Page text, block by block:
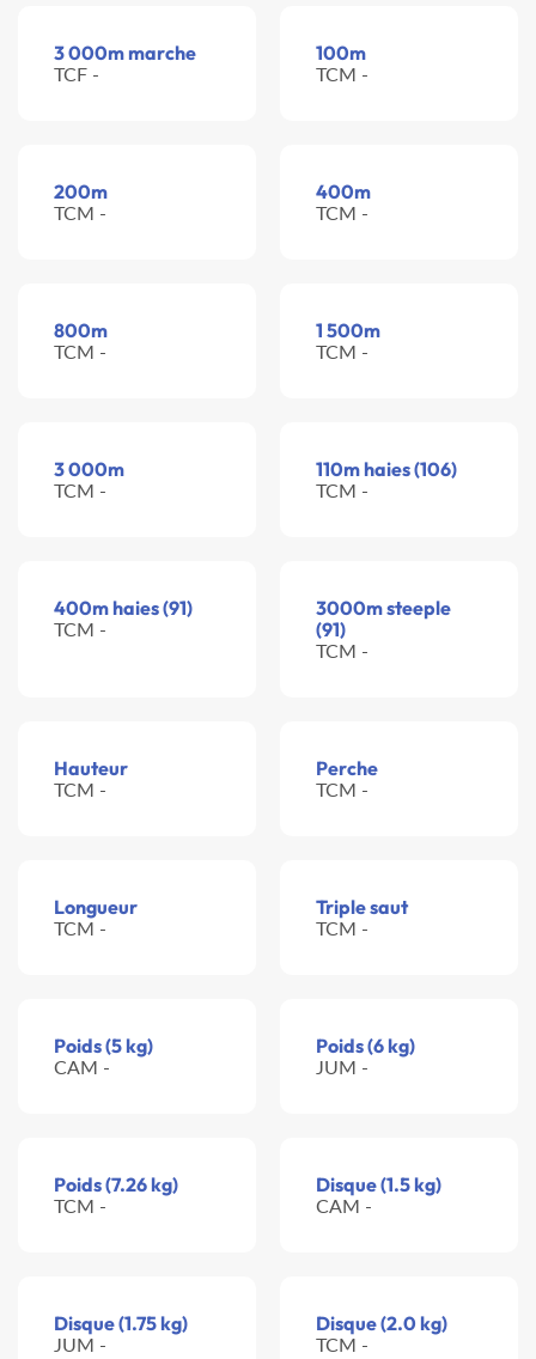
3 000m marche
TCF -
100m
TCM -
200m
TCM -
400m
TCM -
800m
TCM -
1 500m
TCM -
3 000m
TCM -
110m haies (106)
TCM -
400m haies (91)
TCM -
3000m steeple
(91)
TCM -
Hauteur
TCM -
Perche
TCM -
Longueur
TCM -
Triple saut
TCM -
Poids (5 kg)
CAM -
Poids (6 kg)
JUM -
Poids (7.26 kg)
TCM -
Disque (1.5 kg)
CAM -
Disque (1.75 kg)
JUM -
Disque (2.0 kg)
TCM -